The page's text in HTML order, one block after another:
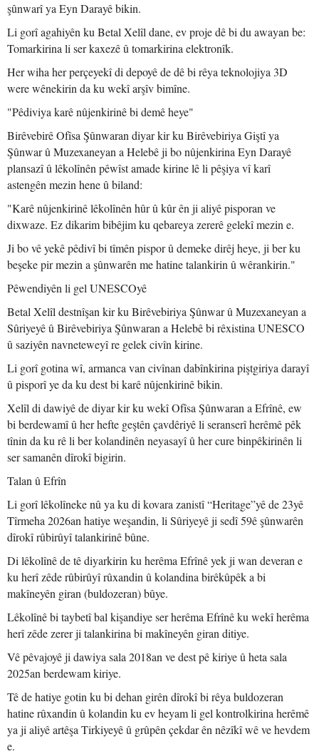
şûnwarî ya Eyn Darayê bikin.
Li gorî agahiyên ku Betal Xelîl dane, ev proje dê bi du awayan be:
Tomarkirina li ser kaxezê û tomarkirina elektronîk.
Her wiha her perçeyekî di depoyê de dê bi rêya teknolojiya 3D
were wênekirin da ku wekî arşîv bimîne.
"Pêdiviya karê nûjenkirinê bi demê heye"
Birêvebirê Ofîsa Şûnwaran diyar kir ku Birêvebiriya Giştî ya
Şûnwar û Muzexaneyan a Helebê ji bo nûjenkirina Eyn Darayê
plansazî û lêkolînên pêwîst amade kirine lê li pêşiya vî karî
astengên mezin hene û biland:
"Karê nûjenkirinê lêkolînên hûr û kûr ên ji aliyê pisporan ve
dixwaze. Ez dikarim bibêjim ku qebareya zererê gelekî mezin e.
Ji bo vê yekê pêdivî bi tîmên pispor û demeke dirêj heye, ji ber ku
beşeke pir mezin a şûnwarên me hatine talankirin û wêrankirin."
Pêwendiyên li gel UNESCOyê
Betal Xelîl destnîşan kir ku Birêvebiriya Şûnwar û Muzexaneyan a
Sûriyeyê û Birêvebiriya Şûnwaran a Helebê bi rêxistina UNESCO
û saziyên navneteweyî re gelek civîn kirine.
Li gorî gotina wî, armanca van civînan dabînkirina piştgiriya darayî
û pisporî ye da ku dest bi karê nûjenkirinê bikin.
Xelîl di dawiyê de diyar kir ku wekî Ofîsa Şûnwaran a Efrînê, ew
bi berdewamî û her hefte geştên çavdêriyê li seranserî herêmê pêk
tînin da ku rê li ber kolandinên neyasayî û her cure binpêkirinên li
ser samanên dîrokî bigirin.
Talan û Efrîn
Li gorî lêkolîneke nû ya ku di kovara zanistî “Heritage”yê de 23yê
Tîrmeha 2026an hatiye weşandin, li Sûriyeyê ji sedî 59ê şûnwarên
dîrokî rûbirûyî talankirinê bûne.
Di lêkolînê de tê diyarkirin ku herêma Efrînê yek ji wan deveran e
ku herî zêde rûbirûyî rûxandin û kolandina birêkûpêk a bi
makîneyên giran (buldozeran) bûye.
Lêkolînê bi taybetî bal kişandiye ser herêma Efrînê ku wekî herêma
herî zêde zerer ji talankirina bi makîneyên giran ditiye.
Vê pêvajoyê ji dawiya sala 2018an ve dest pê kiriye û heta sala
2025an berdewam kiriye.
Tê de hatiye gotin ku bi dehan girên dîrokî bi rêya buldozeran
hatine rûxandin û kolandin ku ev heyam li gel kontrolkirina herêmê
ya ji aliyê artêşa Tirkiyeyê û grûpên çekdar ên nêzîkî wê ve hevdem
e.